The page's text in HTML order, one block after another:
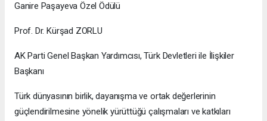
Ganire Paşayeva Özel Ödülü
Prof. Dr. Kürşad ZORLU
AK Parti Genel Başkan Yardımcısı, Türk Devletleri ile İlişkiler
Başkanı
Türk dünyasının birlik, dayanışma ve ortak değerlerinin
güçlendirilmesine yönelik yürüttüğü çalışmaları ve katkıları